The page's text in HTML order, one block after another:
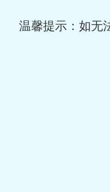
温馨提示：如无